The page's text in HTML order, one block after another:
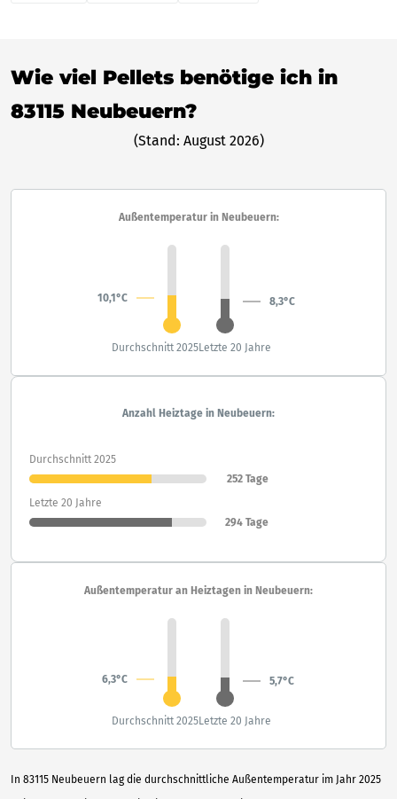
Wie viel Pellets benötige ich in
83115 Neubeuern?
(Stand: August 2026)
In 83115 Neubeuern lag die durchschnittliche Außentemperatur im Jahr 2025
Außentemperatur in Neubeuern:
10,1°C 8,3°C
Durchschnitt 2025Letzte 20 Jahre
Anzahl Heiztage in Neubeuern:
Durchschnitt 2025
252 Tage
Letzte 20 Jahre
294 Tage
Außentemperatur an Heiztagen in Neubeuern:
6,3°C 5,7°C
Durchschnitt 2025Letzte 20 Jahre